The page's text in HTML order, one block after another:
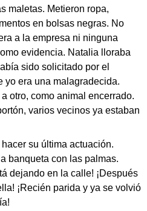
maletas. Metieron ropa,
en bolsas negras. No
a la empresa ni ninguna
evidencia. Natalia lloraba
sido solicitado por el
yo era una malagradecida.
otro, como animal encerrado.
varios vecinos ya estaban
su última actuación.
banqueta con las palmas.
dejando en la calle! ¡Después
¡Recién parida y ya se volvió